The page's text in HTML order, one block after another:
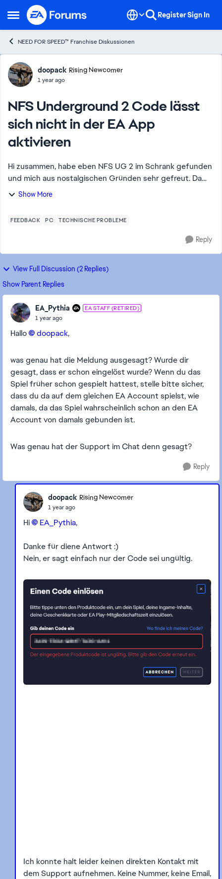
Open Side Menu
Skip to content RegisterSign In
NEED FOR SPEED™ Franchise Diskussionen
Forum Discussion
doopack Rising Newcomer
1 year ago
NFS Underground 2 Code lässt
sich nicht in der EA App
aktivieren
Hi zusammen, habe eben NFS UG 2 im Schrank gefunden
und mich aus nostalgischen Gründen sehr gefreut. Da
mein Rechner vor 5 Jahren bereits so modern war kein
Show More
FEEDBACK PC TECHNISCHE PROBLEME
Reply
View Full Discussion (2 Replies)
Show Parent Replies
EA_Pythia EA STAFF (RETIRED)
1 year ago
Hallo doopack​,
was genau hat die Meldung ausgesagt? Wurde dir
gesagt, dass er schon eingelöst wurde? Wenn du das
Spiel früher schon gespielt hattest, stelle bitte sicher,
dass du da auf dem gleichen EA Account spielst, wie
damals, da das Spiel wahrscheinlich schon an den EA
Account von damals gebunden ist.
Was genau hat der Support im Chat denn gesagt?
Reply
doopack Rising Newcomer
1 year ago
Hi EA_Pythia​,
Danke für diene Antwort :)
Nein, er sagt einfach nur der Code sei ungültig.
Ich konnte halt leider keinen direkten Kontakt mit
dem Support aufnehmen. Keine Nummer, keine Email,